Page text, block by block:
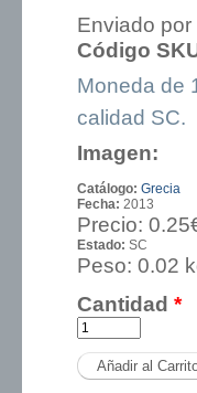
Enviado por
Código
Moneda de
calidad SC.
Imagen:
Catálogo: Grecia
Fecha: 2013
Precio:
Estado: SC
Peso: 0.02
Cantidad *